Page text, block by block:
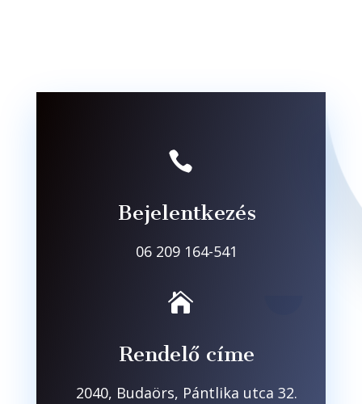

Bejelentkezés
06 209 164-541

Rendelő címe
2040, Budaörs, Pántlika utca 32.